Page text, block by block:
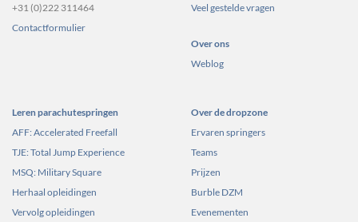
+31 (0)222 311464
Contactformulier
Veel gestelde vragen
Over ons
Weblog
Leren parachutespringen
AFF: Accelerated Freefall
TJE: Total Jump Experience
MSQ: Military Square
Herhaal opleidingen
Vervolg opleidingen
Over de dropzone
Ervaren springers
Teams
Prijzen
Burble DZM
Evenementen